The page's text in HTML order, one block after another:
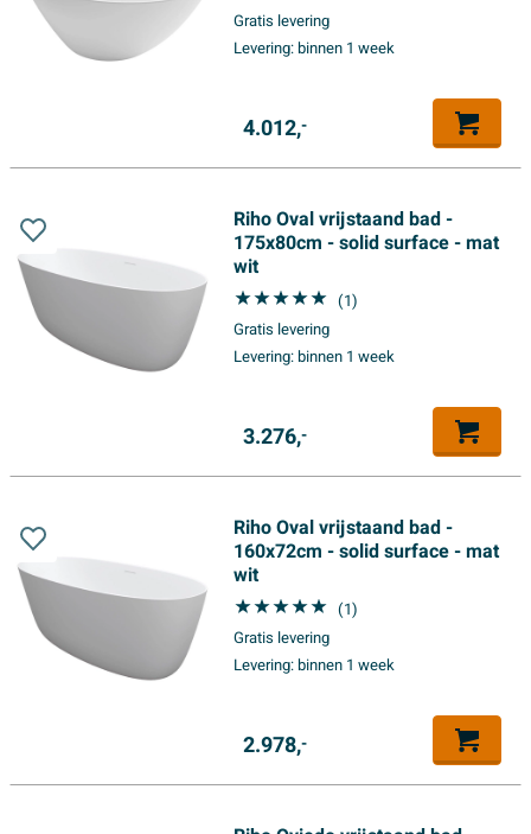
Gratis levering
Levering:binnen 1 week
4.012,-
Riho Oval vrijstaand bad -
175x80cm - solid surface - mat
wit
(1)
Gratis levering
Levering:binnen 1 week
3.276,-
Riho Oval vrijstaand bad -
160x72cm - solid surface - mat
wit
(1)
Gratis levering
Levering:binnen 1 week
2.978,-